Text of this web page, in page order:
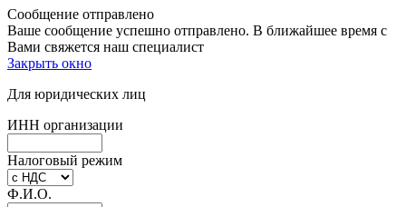
Сообщение отправлено
Ваше сообщение успешно отправлено. В ближайшее время с
Вами свяжется наш специалист
Закрыть окно
Для юридических лиц
ИНН организации
Налоговый режим
Ф.И.О.